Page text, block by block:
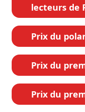
lecteurs de
Prix du
Prix du
Prix du